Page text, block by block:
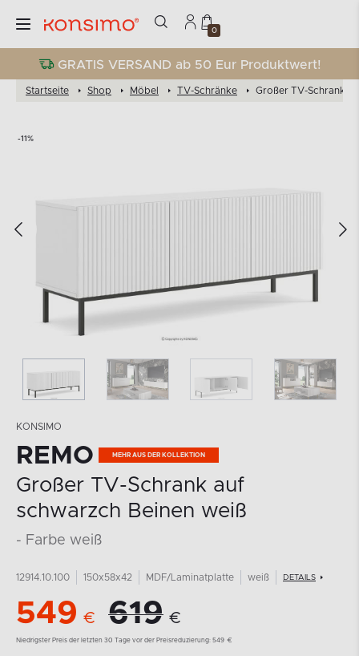
0
GRATIS VERSAND ab 50 Eur Produktwert!
Startseite Shop Möbel TV-Schränke Großer TV-Schrank
-11%
KONSIMO
REMO
Großer TV-Schrank auf
schwarzch Beinen weiß
- Farbe weiß
12914.10.100 150x58x42 MDF/Laminatplatte weiß DETAILS
549 € 619 €
Niedrigster Preis der letzten 30 Tage vor der Preisreduzierung: 549 €